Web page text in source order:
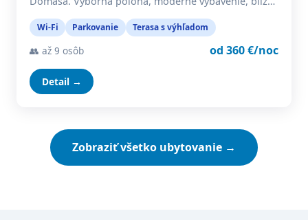
Wi-Fi Parkovanie Terasa s výhľadom
👥 až 9 osôb od 360 €/noc
Detail →
Zobraziť všetko ubytovanie →